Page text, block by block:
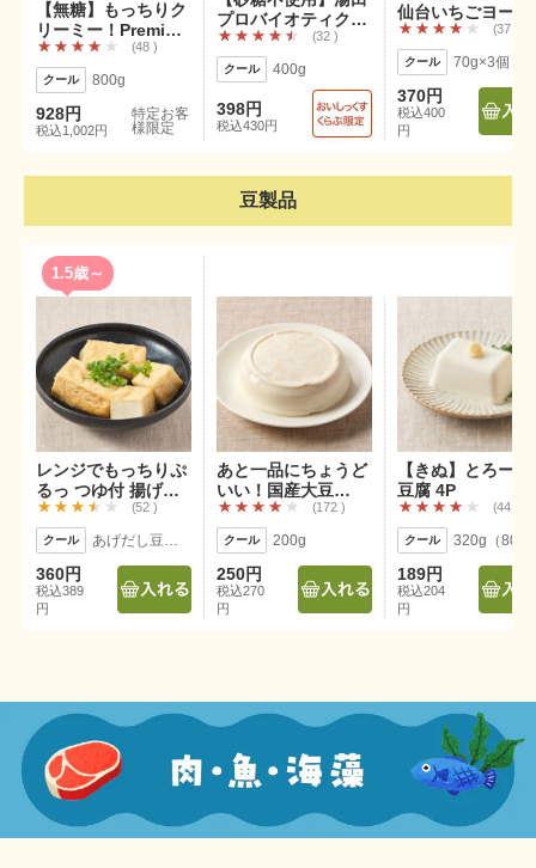
【無糖】もっちりク
リーミー！Premium
ヨーグルト
48
800g
928円
税込1,002円
特定お客
様限定
プロバイオティクス
ヨーグルト400g
32
400g
398円
税込430円
仙台いちごヨーグ
ト 70g×3P
37
370円
税込400
円
豆製品
1.5歳～
レンジでもっちりぷ
るっ つゆ付 揚げ出
し豆腐(3個)
52
あげだし豆腐3個、つゆ50g
360円
税込389
円
あと一品にちょうど
いい！国産大豆
100% 湯葉寄せ豆腐
172
200g
250円
税込270
円
【きぬ】とろーり
豆腐 4P
44
189円
税込204
円